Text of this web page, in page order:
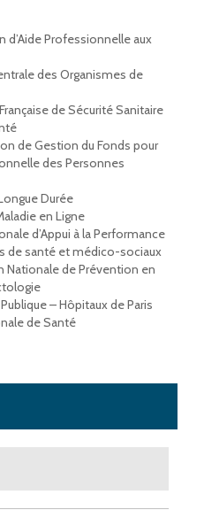
d’Aide Professionnelle aux
des Organismes de
de Sécurité Sanitaire
de Gestion du Fonds pour
des Personnes
Durée
en Ligne
d’Appui à la Performance
de santé et médico-sociaux
Nationale de Prévention en
– Hôpitaux de Paris
de Santé